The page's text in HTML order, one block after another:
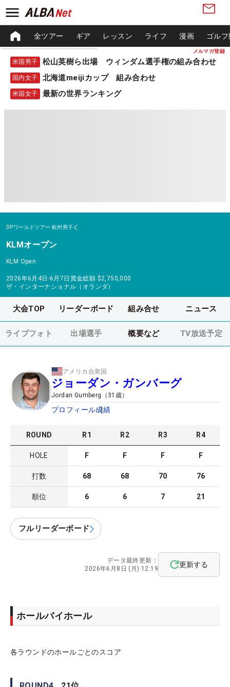
メルマガ登録
全ツアー ギア レッスン ライフ 漫画 ゴル
米国男子 松山英樹ら出場 ウィンダム選手権の組み合わせ
国内女子 北海道meijiカップ 組み合わせ
米国女子 最新の世界ランキング
DPワールドツアー 欧州男子
KLMオープン
KLM Open
2026年6月4日-6月7日 賞金総額 $2,750,000
ザ・インターナショナル（オランダ）
大会TOP リーダーボード 組み合せ ニュース
ライブフォト 出場選手 概要など TV放送予定
アメリカ合衆国
ジョーダン・ガンバーグ
Jordan Gumberg （ 31 歳）
プロフィール成績
ROUND R1 R2 R3 R4
HOLE F F F F
打数 68 68 70 76
順位 6 6 7 21
フルリーダーボード
データ最終更新：
2026年6月8日 (月) 12:19
更新する
ホールバイホール
各ラウンドのホールごとのスコア